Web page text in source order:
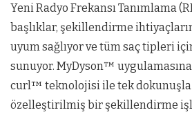
Yeni Radyo Frekansı Tanımlama
başlıklar, şekillendirme
uyum sağlıyor ve tüm saç tipleri
sunuyor. MyDyson™ uygulamasına
curl™ teknolojisi ile tek dokunuşla
özelleştirilmiş bir şekillendirme